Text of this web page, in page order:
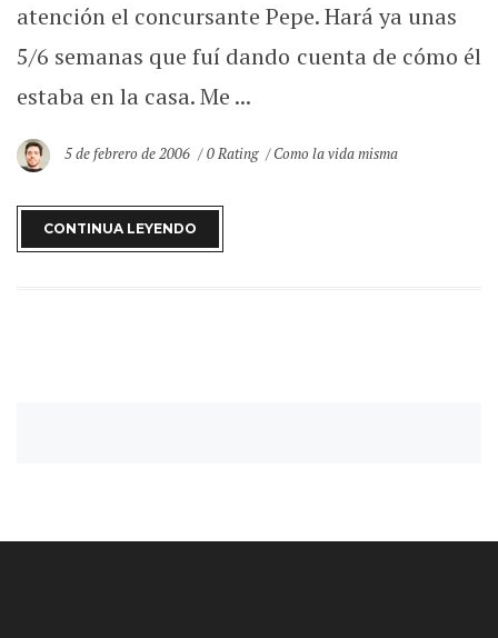
atención el concursante Pepe. Hará ya unas
5/6 semanas que fuí dando cuenta de cómo él
estaba en la casa. Me ...
5 de febrero de 2006 0 Rating Como la vida misma
CONTINUA LEYENDO